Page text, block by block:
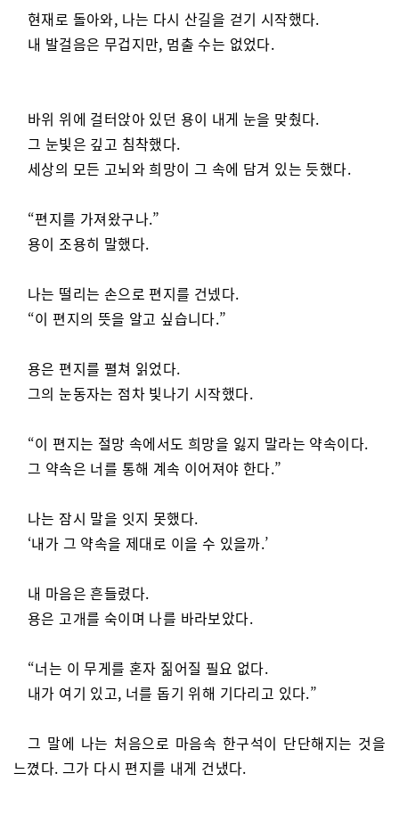
현재로 돌아와, 나는 다시 산길을 걷기 시작했다.
내 발걸음은 무겁지만, 멈출 수는 없었다.
바위 위에 걸터앉아 있던 용이 내게 눈을 맞췄다.
그 눈빛은 깊고 침착했다.
세상의 모든 고뇌와 희망이 그 속에 담겨 있는 듯했다.
“편지를 가져왔구나.”
용이 조용히 말했다.
나는 떨리는 손으로 편지를 건넸다.
“이 편지의 뜻을 알고 싶습니다.”
용은 편지를 펼쳐 읽었다.
그의 눈동자는 점차 빛나기 시작했다.
“이 편지는 절망 속에서도 희망을 잃지 말라는 약속이다.
그 약속은 너를 통해 계속 이어져야 한다.”
나는 잠시 말을 잇지 못했다.
‘내가 그 약속을 제대로 이을 수 있을까.’
내 마음은 흔들렸다.
용은 고개를 숙이며 나를 바라보았다.
“너는 이 무게를 혼자 짊어질 필요 없다.
내가 여기 있고, 너를 돕기 위해 기다리고 있다.”
그 말에 나는 처음으로 마음속 한구석이 단단해지는 것을
느꼈다. 그가 다시 편지를 내게 건냈다.